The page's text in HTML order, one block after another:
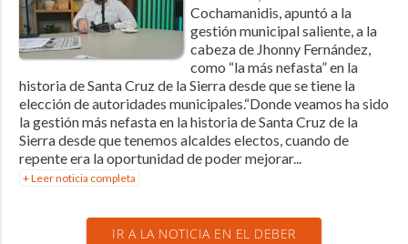
Cochamanidis, apuntó a la
gestión municipal saliente, a la
cabeza de Jhonny Fernández,
como “la más nefasta” en la
historia de Santa Cruz de la Sierra desde que se tiene la
elección de autoridades municipales.“Donde veamos ha sido
la gestión más nefasta en la historia de Santa Cruz de la
Sierra desde que tenemos alcaldes electos, cuando de
repente era la oportunidad de poder mejorar...
+ Leer noticia completa
IR A LA NOTICIA EN EL DEBER